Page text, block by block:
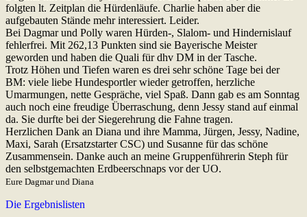
folgten lt. Zeitplan die Hürdenläufe. Charlie haben aber die
aufgebauten Stände mehr interessiert. Leider.
Bei Dagmar und Polly waren Hürden-, Slalom- und Hindernislauf
fehlerfrei. Mit 262,13 Punkten sind sie Bayerische Meister
geworden und haben die Quali für dhv DM in der Tasche.
Trotz Höhen und Tiefen waren es drei sehr schöne Tage bei der
BM: viele liebe Hundesportler wieder getroffen, herzliche
Umarmungen, nette Gespräche, viel Spaß. Dann gab es am Sonntag
auch noch eine freudige Überraschung, denn Jessy stand auf einmal
da. Sie durfte bei der Siegerehrung die Fahne tragen.
Herzlichen Dank an Diana und ihre Mamma, Jürgen, Jessy, Nadine,
Maxi, Sarah (Ersatzstarter CSC) und Susanne für das schöne
Zusammensein. Danke auch an meine Gruppenführerin Steph für
den selbstgemachten Erdbeerschnaps vor der UO.
Eure Dagmar und Diana
Die Ergebnislisten